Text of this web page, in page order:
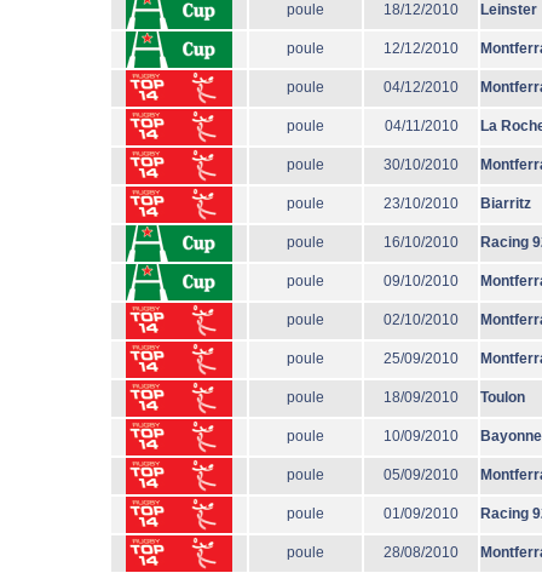
poule 18/12/2010 Leinster
poule 12/12/2010
poule 04/12/2010
poule 04/11/2010 La
poule 30/10/2010
poule 23/10/2010 Biarritz
poule 16/10/2010 Racing
poule 09/10/2010
poule 02/10/2010
poule 25/09/2010
poule 18/09/2010 Toulon
poule 10/09/2010 Bayonne
poule 05/09/2010
poule 01/09/2010 Racing
poule 28/08/2010